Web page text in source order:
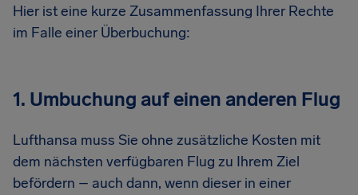
Hier ist eine kurze Zusammenfassung Ihrer Rechte
im Falle einer Überbuchung:
1. Umbuchung auf einen anderen Flug
Lufthansa muss Sie ohne zusätzliche Kosten mit
dem nächsten verfügbaren Flug zu Ihrem Ziel
befördern – auch dann, wenn dieser in einer